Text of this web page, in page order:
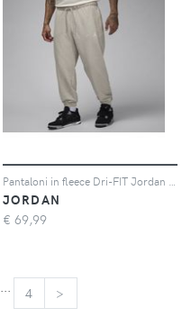
JORDAN
€ 69,99
... 4 >